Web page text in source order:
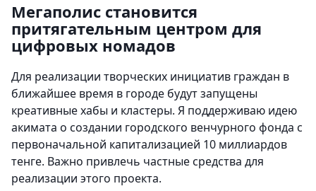
Мегаполис становится
притягательным центром для
цифровых номадов
Для реализации творческих инициатив граждан в
ближайшее время в городе будут запущены
креативные хабы и кластеры. Я поддерживаю идею
акимата о создании городского венчурного фонда с
первоначальной капитализацией 10 миллиардов
тенге. Важно привлечь частные средства для
реализации этого проекта.